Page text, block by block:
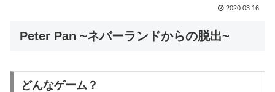
2020.03.16
Peter Pan ~ネバーランドからの脱出~
どんなゲーム？